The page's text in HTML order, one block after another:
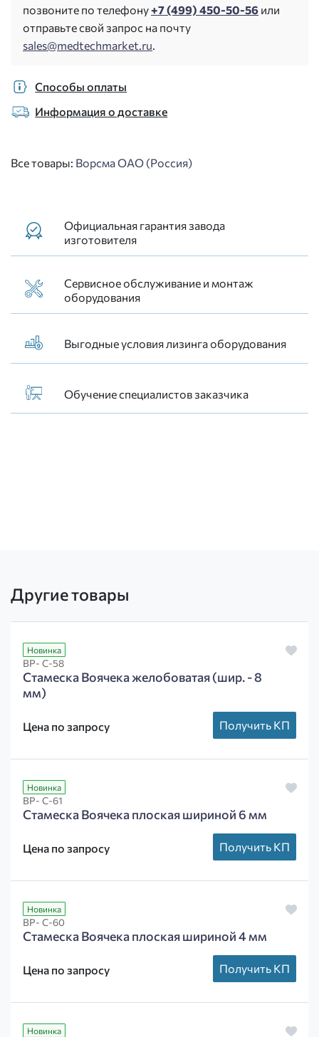
позвоните по телефону+7 (499) 450-50-56 или
отправьте свой запрос на почту
sales@medtechmarket.ru.
Способы оплаты
Информация о доставке
Все товары: Ворсма ОАО (Россия)
Официальная гарантия завода
изготовителя
Сервисное обслуживание и монтаж
оборудования
Выгодные условия лизинга оборудования
Обучение специалистов заказчика
Другие товары
Новинка
ВР- С-58
Стамеска Воячека желобоватая (шир. - 8
мм)
Цена по запросу Получить КП
Новинка
ВР- С-61
Стамеска Воячека плоская шириной 6 мм
Цена по запросу Получить КП
Новинка
ВР- С-60
Стамеска Воячека плоская шириной 4 мм
Цена по запросу Получить КП
Новинка